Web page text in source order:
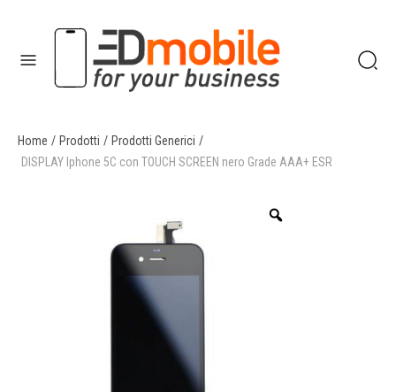
Home / Prodotti / Prodotti Generici /
DISPLAY Iphone 5C con TOUCH SCREEN nero Grade AAA+ ESR